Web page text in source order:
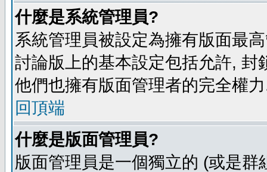
什麼是系統管理員?
系統管理員被設定為擁有版面最
討論版上的基本設定包括允許,
他們也擁有版面管理者的完全權
回頂端
什麼是版面管理員?
版面管理員是一個獨立的 (或是